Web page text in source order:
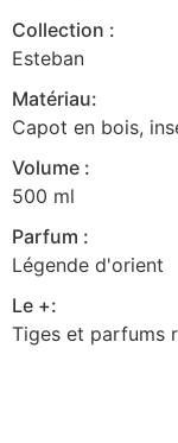
Collection :
Esteban
Matériau:
Capot en bois,
Volume :
500 ml
Parfum :
Légende d'orient
Le +:
Tiges et parfums